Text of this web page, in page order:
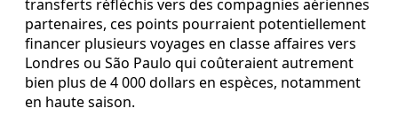
transferts réfléchis vers des compagnies aériennes
partenaires, ces points pourraient potentiellement
financer plusieurs voyages en classe affaires vers
Londres ou São Paulo qui coûteraient autrement
bien plus de 4 000 dollars en espèces, notamment
en haute saison.